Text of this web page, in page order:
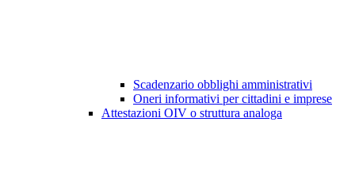
Scadenzario obblighi amministrativi
Oneri informativi per cittadini e imprese
Attestazioni OIV o struttura analoga